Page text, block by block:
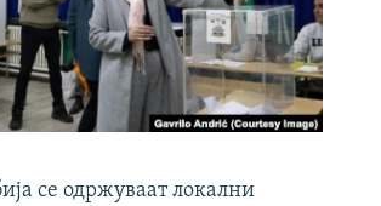
се одржуваат локални